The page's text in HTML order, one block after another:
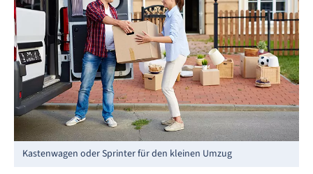
Kastenwagen oder Sprinter für den kleinen Umzug